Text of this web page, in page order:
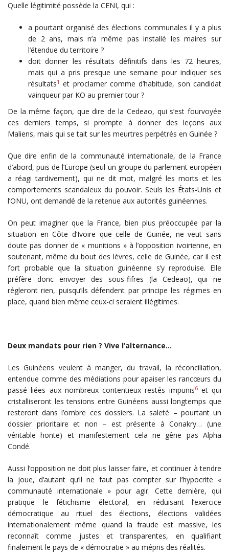
Quelle légitimité possède la CENI, qui :
a pourtant organisé des élections communales il y a plus
de 2 ans, mais n’a même pas installé les maires sur
l’étendue du territoire ?
doit donner les résultats définitifs dans les 72 heures,
mais qui a pris presque une semaine pour indiquer ses
résultats1 et proclamer comme d’habitude, son candidat
vainqueur par KO au premier tour ?
De la même façon, que dire de la Cedeao, qui s’est fourvoyée
ces derniers temps, si prompte à donner des leçons aux
Maliens, mais qui se tait sur les meurtres perpétrés en Guinée ?
Que dire enfin de la communauté internationale, de la France
d’abord, puis de l’Europe (seul un groupe du parlement européen
a réagi tardivement), qui ne dit mot, malgré les morts et les
comportements scandaleux du pouvoir. Seuls les États-Unis et
l’ONU, ont demandé de la retenue aux autorités guinéennes.
On peut imaginer que la France, bien plus préoccupée par la
situation en Côte d’Ivoire que celle de Guinée, ne veut sans
doute pas donner de « munitions » à l’opposition ivoirienne, en
soutenant, même du bout des lèvres, celle de Guinée, car il est
fort probable que la situation guinéenne s’y reproduise. Elle
préfère donc envoyer des sous-fifres (la Cedeao), qui ne
régleront rien, puisqu’ils défendent par principe les régimes en
place, quand bien même ceux-ci seraient illégitimes.
Deux mandats pour rien ? Vive l’alternance…
Les Guinéens veulent à manger, du travail, la réconciliation,
entendue comme des médiations pour apaiser les rancœurs du
passé liées aux nombreux contentieux restés impunis6et qui
cristalliseront les tensions entre Guinéens aussi longtemps que
resteront dans l’ombre ces dossiers. La saleté – pourtant un
dossier prioritaire et non – est présente à Conakry… (une
véritable honte) et manifestement cela ne gêne pas Alpha
Condé.
Aussi l’opposition ne doit plus laisser faire, et continuer à tendre
la joue, d’autant qu’il ne faut pas compter sur l’hypocrite «
communauté internationale » pour agir. Cette dernière, qui
pratique le fétichisme électoral, en réduisant l’exercice
démocratique au rituel des élections, élections validées
internationalement même quand la fraude est massive, les
reconnaît comme justes et transparentes, en qualifiant
finalement le pays de « démocratie » au mépris des réalités.